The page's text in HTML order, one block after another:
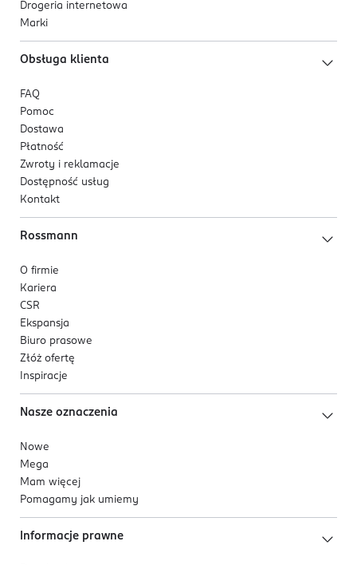
Drogeria internetowa
Marki
Obsługa klienta
FAQ
Pomoc
Dostawa
Płatność
Zwroty i reklamacje
Dostępność usług
Kontakt
Rossmann
O firmie
Kariera
CSR
Ekspansja
Biuro prasowe
Złóż ofertę
Inspiracje
Nasze oznaczenia
Nowe
Mega
Mam więcej
Pomagamy jak umiemy
Informacje prawne